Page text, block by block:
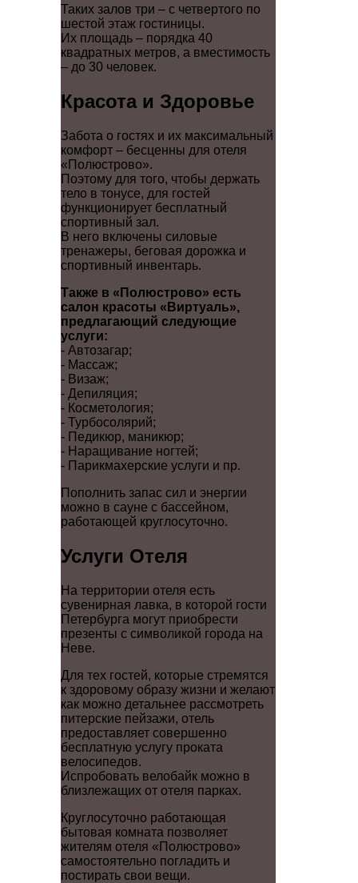
Таких залов три – с четвертого по
шестой этаж гостиницы.
Их площадь – порядка 40
квадратных метров, а вместимость
– до 30 человек.
Красота и Здоровье
Забота о гостях и их максимальный
комфорт – бесценны для отеля
«Полюстрово».
Поэтому для того, чтобы держать
тело в тонусе, для гостей
функционирует бесплатный
спортивный зал.
В него включены силовые
тренажеры, беговая дорожка и
спортивный инвентарь.
Также в «Полюстрово» есть
салон красоты «Виртуаль»,
предлагающий следующие
услуги:
- Автозагар;
- Массаж;
- Визаж;
- Депиляция;
- Косметология;
- Турбосолярий;
- Педикюр, маникюр;
- Наращивание ногтей;
- Парикмахерские услуги и пр.
Пополнить запас сил и энергии
можно в сауне с бассейном,
работающей круглосуточно.
Услуги Отеля
На территории отеля есть
сувенирная лавка, в которой гости
Петербурга могут приобрести
презенты с символикой города на
Неве.
Для тех гостей, которые стремятся
к здоровому образу жизни и желают
как можно детальнее рассмотреть
питерские пейзажи, отель
предоставляет совершенно
бесплатную услугу проката
велосипедов.
Испробовать велобайк можно в
близлежащих от отеля парках.
Круглосуточно работающая
бытовая комната позволяет
жителям отеля «Полюстрово»
самостоятельно погладить и
постирать свои вещи.